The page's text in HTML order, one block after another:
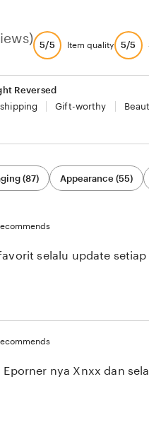
5/5 Item quality 5/5
Reversed
Gift-worthy
(87) Appearance (55)
favorit selalu update
Eporner nya Xnxx dan